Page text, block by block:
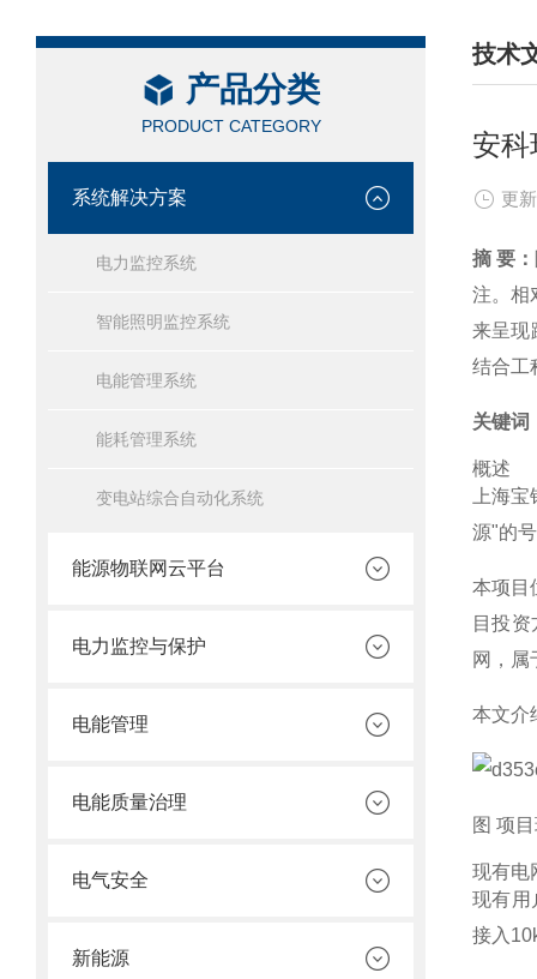
产品分类
PRODUCT CATEGORY
系统解决方案
电力监控系统
智能照明监控系统
电能管理系统
能耗管理系统
变电站综合自动化系统
能源物联网云平台
电力监控与保护
电能管理
电能质量治理
电气安全
新能源
技术
/
安
更
摘 要：
注。相
来呈现
结合工
关键词
概述
上海
源"的
本项目
目投
网，属
本文介
图 项
现有电
现有用
接入